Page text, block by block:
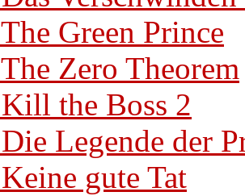
The Green Prince
The Zero Theorem
Kill the Boss 2
Die Legende der
Keine gute Tat